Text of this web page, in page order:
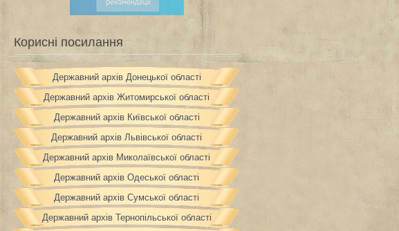
Корисні посилання
Державний архів Донецької області
Державний архів Житомирської області
Державний архів Київської області
Державний архів Львівської області
Державний архів Миколаївської області
Державний архів Одеської області
Державний архів Сумської області
Державний архів Тернопільської області